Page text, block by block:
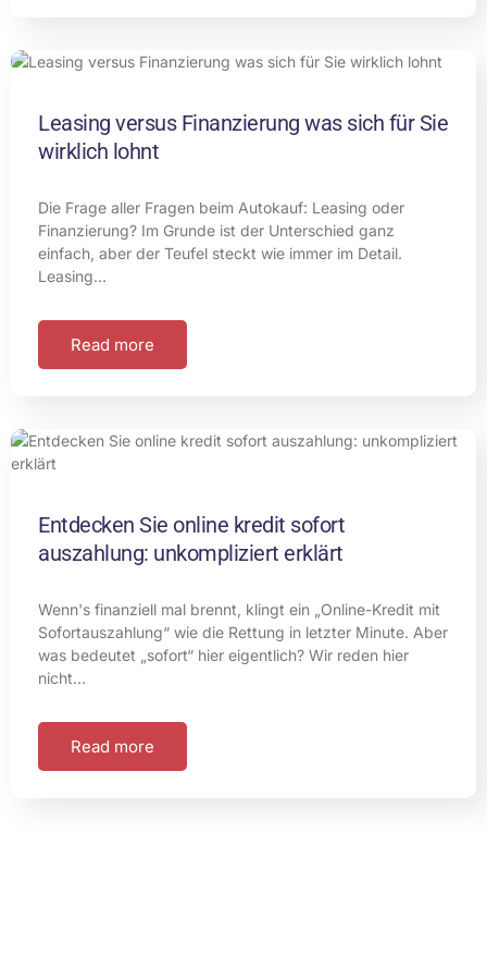
Leasing versus Finanzierung was sich für Sie
wirklich lohnt
Die Frage aller Fragen beim Autokauf: Leasing oder
Finanzierung? Im Grunde ist der Unterschied ganz
einfach, aber der Teufel steckt wie immer im Detail.
Leasing…
Read more
Entdecken Sie online kredit sofort
auszahlung: unkompliziert erklärt
Wenn's finanziell mal brennt, klingt ein „Online-Kredit mit
Sofortauszahlung“ wie die Rettung in letzter Minute. Aber
was bedeutet „sofort“ hier eigentlich? Wir reden hier
nicht…
Read more